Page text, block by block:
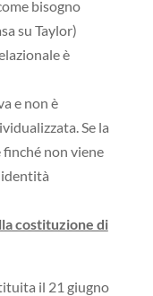
bisogno
su Taylor)
è
e non è
Se la
non viene
identità
costituzione di
il 21 giugno